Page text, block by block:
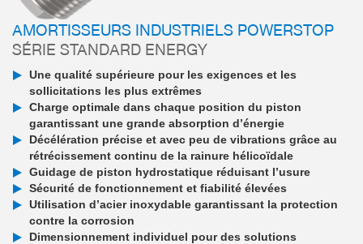
AMORTISSEURS INDUSTRIELS POWERSTOP
SÉRIE STANDARD ENERGY
Une qualité supérieure pour les exigences et les
sollicitations les plus extrêmes
Charge optimale dans chaque position du piston
garantissant une grande absorption d’énergie
Décélération précise et avec peu de vibrations grâce au
rétrécissement continu de la rainure hélicoïdale
Guidage de piston hydrostatique réduisant l’usure
Sécurité de fonctionnement et fiabilité élevées
Utilisation d’acier inoxydable garantissant la protection
contre la corrosion
Dimensionnement individuel pour des solutions